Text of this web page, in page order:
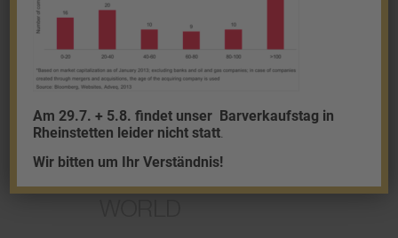
Platin
Silber
Am 29.7. + 5.8. findet unser Barverkaufstag in
Rheinstetten leider nicht statt.
Wir bitten um Ihr Verständnis!